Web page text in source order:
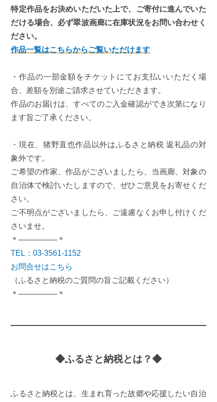
特定作品をお決めいただいた上で、ご寄付に進んでいた
だける場合、必ず翠波画廊に在庫状況をお問い合わせく
ださい。
作品一覧はこちらからご覧いただけます
・作品の一部金額をチケットにてお支払いいただく場
合、差額を別途ご請求させていただきます。
作品のお届けは、すべてのご入金確認ができ次第になり
ます旨ご了承ください。
・現在、猪野直也作品以外はふるさと納税 返礼品の対
象外です。
ご希望の作家、作品がございましたら、当画廊、対象の
自治体で検討いたしますので、ぜひご意見をお寄せくだ
さい。
ご不明点がございましたら、ご遠慮なくお申し付けくだ
さいませ。
＊―――――＊
TEL：03-3561-1152
お問合せはこちら
（ふるさと納税のご質問の旨ご記載ください）
＊―――――＊
◆ふるさと納税とは？◆
ふるさと納税とは、生まれ育った故郷や応援したい自治